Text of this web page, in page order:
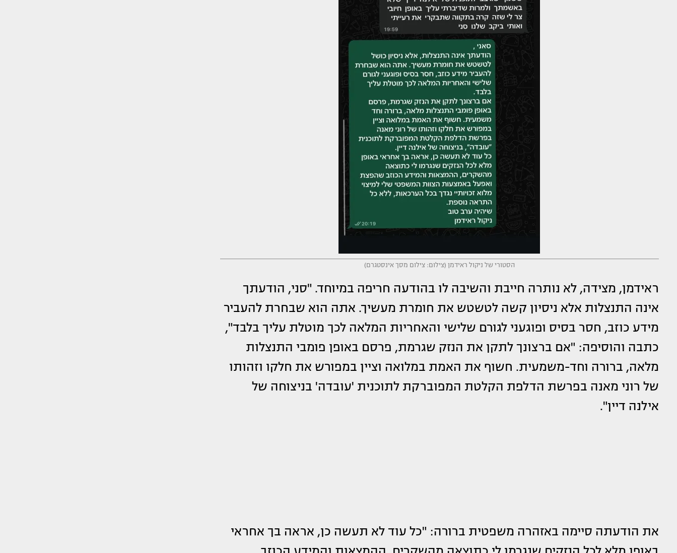
הסטורי של ניקול ראידמן (צילום: צילום מסך אינסטגרם)
ראידמן, מצידה, לא נותרה חייבת והשיבה לו בהודעה חריפה במיוחד. "סני, הודעתך
אינה התנצלות אלא ניסיון קשה לטשטש את חומרת מעשיך. אתה הוא שבחרת להעביר
מידע כוזב, חסר בסיס ופוגעני לגורם שלישי והאחריות המלאה לכך מוטלת עליך בלבד",
כתבה והוסיפה: "אם ברצונך לתקן את הנזק שגרמת, פרסם באופן פומבי התנצלות
מלאה, ברורה וחד-משמעית. חשוף את האמת במלואה וציין במפורש את חלקו וזהותו
של רוני מאנה בפרשת הדלפת הקלטת המפוברקת לתוכנית 'עובדה' בניצוחה של
אילנה דיין".
את הודעתה סיימה באזהרה משפטית ברורה: "כל עוד לא תעשה כן, אראה בך אחראי